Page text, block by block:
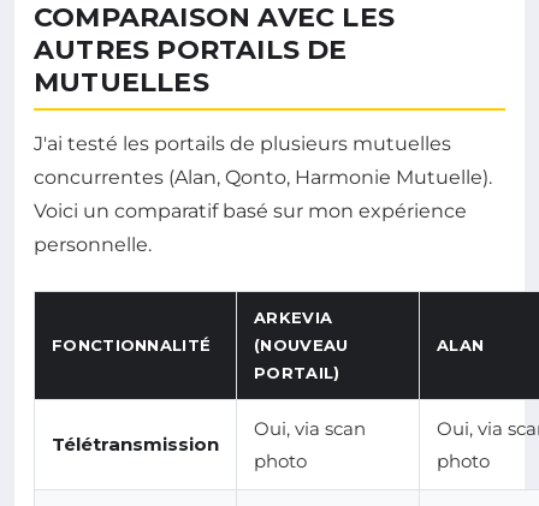
COMPARAISON AVEC LES
AUTRES PORTAILS DE
MUTUELLES
J'ai testé les portails de plusieurs mutuelles
concurrentes (Alan, Qonto, Harmonie Mutuelle).
Voici un comparatif basé sur mon expérience
personnelle.
FONCTIONNALITÉ
ARKEVIA
(NOUVEAU
PORTAIL)
ALAN
Télétransmission
Oui, via scan
photo
Oui, via
photo